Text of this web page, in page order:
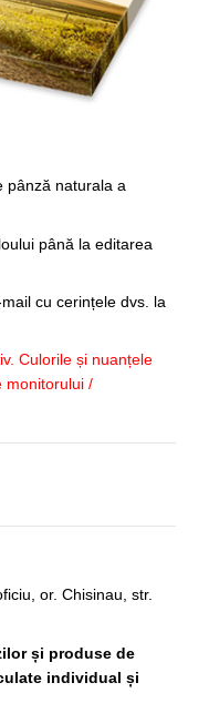
pânză naturala a
până la editarea
cu cerințele dvs. la
Culorile și nuanțele
monitorului /
or. Chisinau, str.
și produse de
individual și